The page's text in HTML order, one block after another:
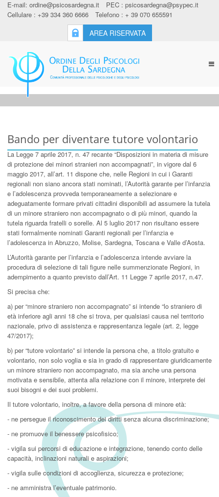
E-mail: ordine@psicosardegna.it PEC : psicosardegna@psypec.it
Cellulare : +39 334 360 6666
Telefono : + 39 070 655591
AREA RISERVATA
Bando per diventare tutore volontario
La Legge 7 aprile 2017, n. 47 recante “Disposizioni in materia di misure
di protezione dei minori stranieri non accompagnati”, in vigore dal 6
maggio 2017, all’art. 11 dispone che, nelle Regioni in cui i Garanti
regionali non siano ancora stati nominati, l’Autorità garante per l’infanzia
e l’adolescenza provveda temporaneamente a selezionare e
adeguatamente formare privati cittadini disponibili ad assumere la tutela
di un minore straniero non accompagnato o di più minori, quando la
tutela riguarda fratelli o sorelle. Al 5 luglio 2017 non risultano essere
stati formalmente nominati Garanti regionali per l’infanzia e
l’adolescenza in Abruzzo, Molise, Sardegna, Toscana e Valle d’Aosta.
L’Autorità garante per l’infanzia e l’adolescenza intende avviare la
procedura di selezione di tali figure nelle summenzionate Regioni, in
adempimento a quanto previsto dall’Art. 11 Legge 7 aprile 2017, n.47.
Si precisa che:
a) per “minore straniero non accompagnato” si intende “lo straniero di
età inferiore agli anni 18 che si trova, per qualsiasi causa nel territorio
nazionale, privo di assistenza e rappresentanza legale (art. 2, legge
47/2017);
b) per “tutore volontario” si intende la persona che, a titolo gratuito e
volontario, non solo voglia e sia in grado di rappresentare giuridicamente
un minore straniero non accompagnato, ma sia anche una persona
motivata e sensibile, attenta alla relazione con il minore, interprete dei
suoi bisogni e dei suoi problemi.
Il tutore volontario, inoltre, a favore della persona di minore età:
- ne persegue il riconoscimento dei diritti senza alcuna discriminazione;
- ne promuove il benessere psicofisico;
- vigila sui percorsi di educazione e integrazione, tenendo conto delle
capacità, inclinazioni naturali e aspirazioni;
- vigila sulle condizioni di accoglienza, sicurezza e protezione;
- ne amministra l’eventuale patrimonio.